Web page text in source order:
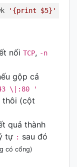
'{print $5}'
nối TCP, -n
gộp cả
\|:80 '
thôi (cột
quả thành
tự : sau đó
có cổng)